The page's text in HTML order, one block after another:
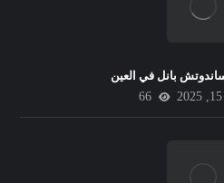
بانل في العين
66